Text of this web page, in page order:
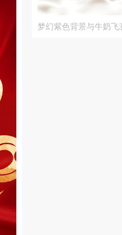
梦幻紫色背景与牛奶飞